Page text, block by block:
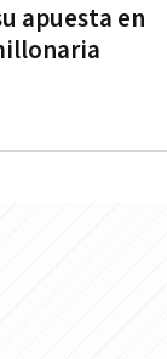
apuesta en